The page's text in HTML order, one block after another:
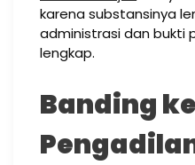
karena substansinya
administrasi dan bukti
lengkap.
Banding ke